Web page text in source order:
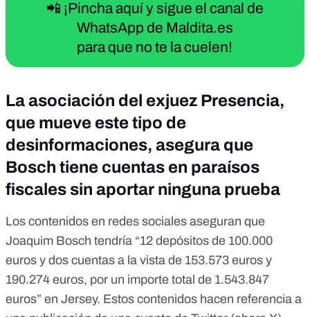
📲 ¡Pincha aquí y sigue el canal de
WhatsApp de Maldita.es
para que no te la cuelen!
La asociación del exjuez Presencia,
que mueve este tipo de
desinformaciones, asegura que
Bosch tiene cuentas en paraísos
fiscales sin aportar ninguna prueba
Los contenidos en redes sociales aseguran que
Joaquim Bosch tendría “12 depósitos de 100.000
euros y dos cuentas a la vista de 153.573 euros y
190.274 euros, por un importe total de 1.543.847
euros” en Jersey. Estos contenidos hacen referencia a